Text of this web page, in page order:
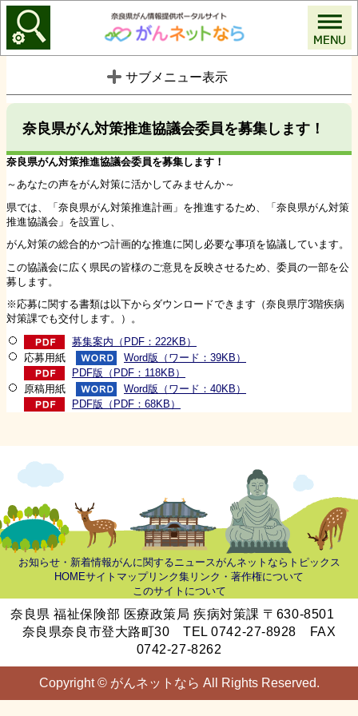
がんネットなら
サブメニュー表示
奈良県がん対策推進協議会委員を募集します！
奈良県がん対策推進協議会委員を募集します！
～あなたの声をがん対策に活かしてみませんか～
県では、「奈良県がん対策推進計画」を推進するため、「奈良県がん対策
推進協議会」を設置し、
がん対策の総合的かつ計画的な推進に関し必要な事項を協議しています。
この協議会に広く県民の皆様のご意見を反映させるため、委員の一部を公
募します。
※応募に関する書類は以下からダウンロードできます（奈良県庁3階疾病
対策課でも交付します。）。
募集案内（PDF：222KB）
応募用紙
Word版（ワード：39KB）
PDF版（PDF：118KB）
原稿用紙
Word版（ワード：40KB）
PDF版（PDF：68KB）
お知らせ・新着情報がんに関するニュースがんネットならトピックス
HOMEサイトマップリンク集 リンク・著作権について
このサイトについて
奈良県 福祉保険部 医療政策局 疾病対策課 〒630-8501
奈良県奈良市登大路町30 TEL 0742-27-8928 FAX
0742-27-8262
Copyright © がんネットなら All Rights Reserved.